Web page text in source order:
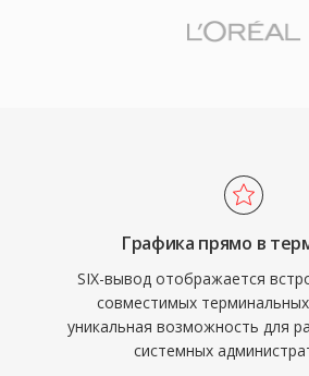
Графика прямо в
SIX-вывод отображается
совместимых
уникальная возможность для
системных